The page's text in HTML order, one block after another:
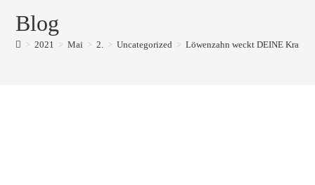
Blog
> 2021 > Mai > 2. > Uncategorized > Löwenzahn weckt DEINE Kraft –